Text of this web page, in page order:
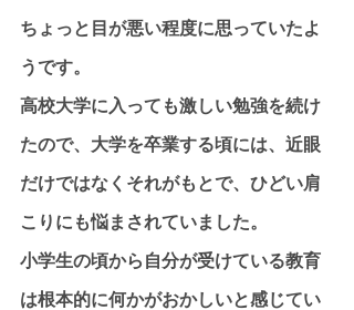
ちょっと目が悪い程度に思っていたよ
うです。
高校大学に入っても激しい勉強を続け
たので、大学を卒業する頃には、近眼
だけではなくそれがもとで、ひどい肩
こりにも悩まされていました。
小学生の頃から自分が受けている教育
は根本的に何かがおかしいと感じてい